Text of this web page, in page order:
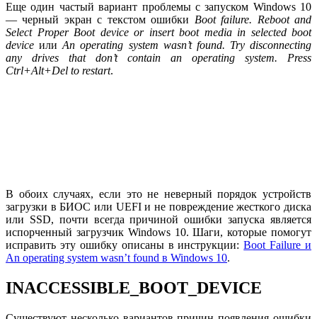
Еще один частый вариант проблемы с запуском Windows 10
— черный экран с текстом ошибки Boot failure. Reboot and
Select Proper Boot device or insert boot media in selected boot
device илиAn operating system wasn’t found. Try disconnecting
any drives that don’t contain an operating system. Press
Ctrl+Alt+Del to restart.
В обоих случаях, если это не неверный порядок устройств
загрузки в БИОС или UEFI и не повреждение жесткого диска
или SSD, почти всегда причиной ошибки запуска является
испорченный загрузчик Windows 10. Шаги, которые помогут
исправить эту ошибку описаны в инструкции:Boot Failure и
An operating system wasn’t found в Windows 10.
INACCESSIBLE_BOOT_DEVICE